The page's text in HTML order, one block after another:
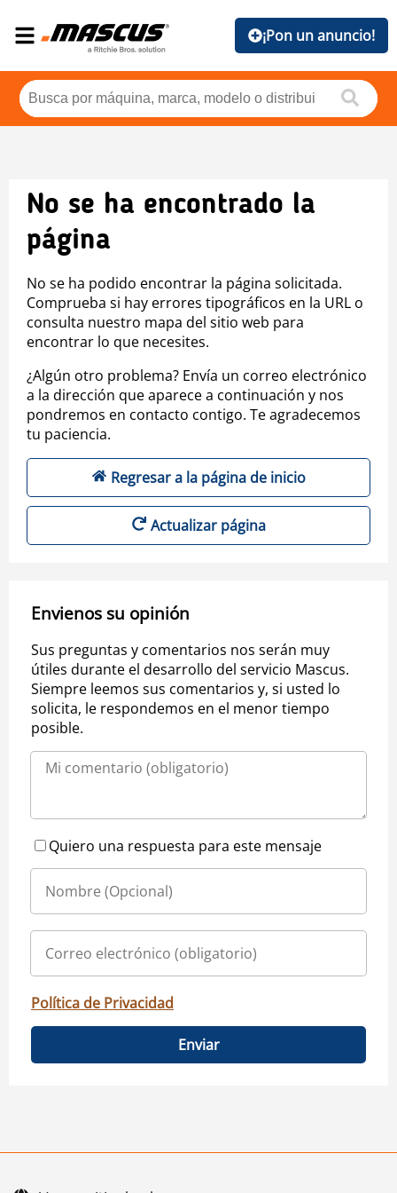
¡Pon un anuncio!
No se ha encontrado la
página
No se ha podido encontrar la página solicitada.
Comprueba si hay errores tipográficos en la URL o
consulta nuestro mapa del sitio web para
encontrar lo que necesites.
¿Algún otro problema? Envía un correo electrónico
a la dirección que aparece a continuación y nos
pondremos en contacto contigo. Te agradecemos
tu paciencia.
Regresar a la página de inicio
Actualizar página
Envienos su opinión
Sus preguntas y comentarios nos serán muy
útiles durante el desarrollo del servicio Mascus.
Siempre leemos sus comentarios y, si usted lo
solicita, le respondemos en el menor tiempo
posible.
Quiero una respuesta para este mensaje
Política de Privacidad
Enviar